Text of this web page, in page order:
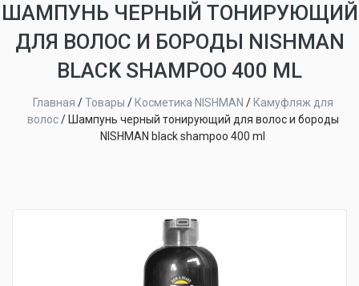
ШАМПУНЬ ЧЕРНЫЙ ТОНИРУЮЩИЙ
ДЛЯ ВОЛОС И БОРОДЫ NISHMAN
BLACK SHAMPOO 400 ML
Главная /Товары / Косметика NISHMAN / Камуфляж для
волос/ Шампунь черный тонирующий для волос и бороды
NISHMAN black shampoo 400 ml